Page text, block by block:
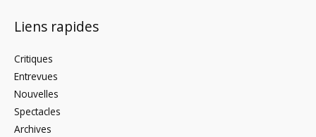
Liens rapides
Critiques
Entrevues
Nouvelles
Spectacles
Archives